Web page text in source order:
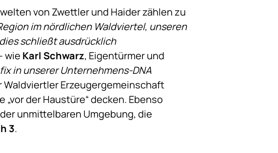
von Zwettler und Haider zählen zu
im nördlichen Waldviertel, unseren
schließt ausdrücklich
wie Karl Schwarz, Eigentürmer und
in unserer Unternehmens-DNA
Waldviertler Erzeugergemeinschaft
der Haustüre“ decken. Ebenso
unmittelbaren Umgebung, die
3.